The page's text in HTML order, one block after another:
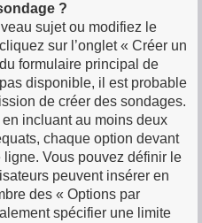
?
sujet ou modifiez le
sur l’onglet « Créer un
formulaire principal de
disponible, il est probable
de créer des sondages.
incluant au moins deux
chaque option devant
Vous pouvez définir le
peuvent insérer en
des « Options par
spécifier une limite